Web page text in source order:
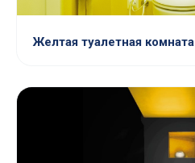
Желтая туалетная комната